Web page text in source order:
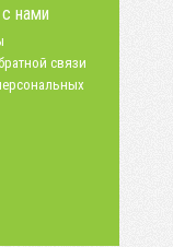
нами
связи